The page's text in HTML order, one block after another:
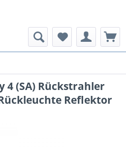
4 (SA) Rückstrahler
Reflektor